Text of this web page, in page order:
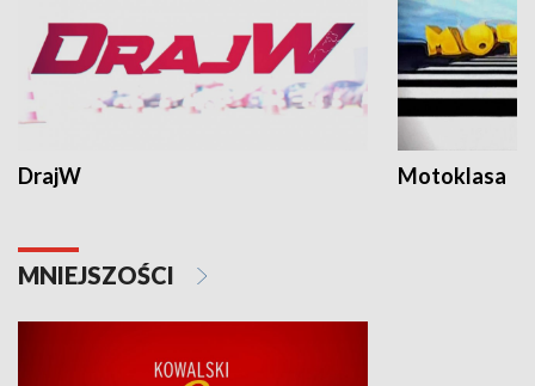
DrajW Motoklasa
MNIEJSZOŚCI